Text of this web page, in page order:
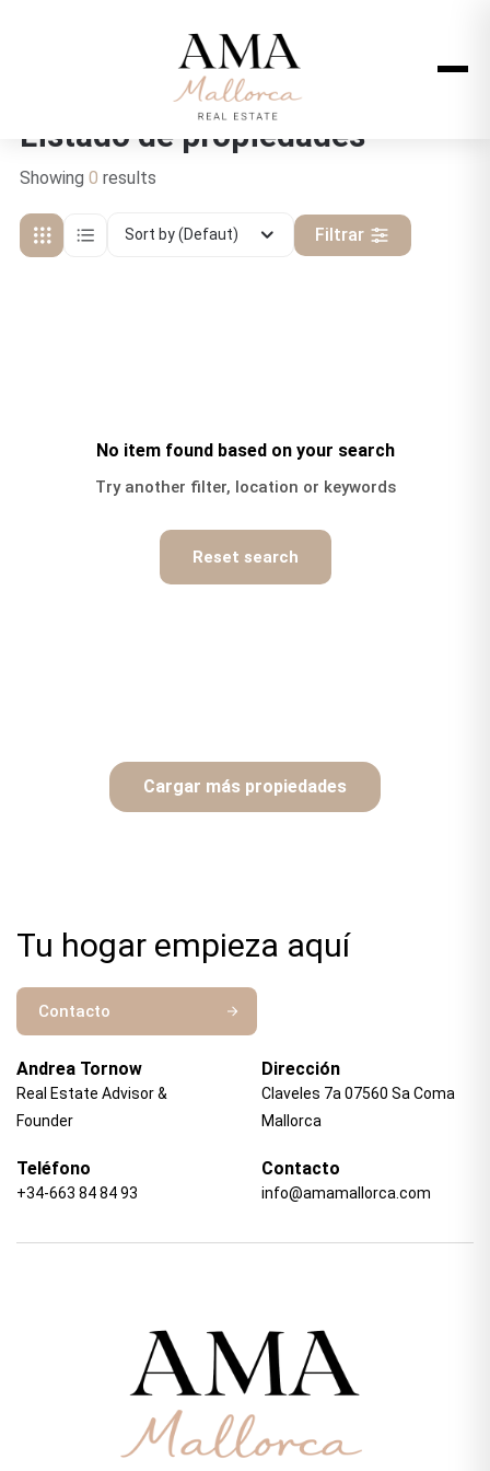
Listado de propiedades
Showing 0 results
Sort by (Defaut) Filtrar
No item found based on your search
Try another filter, location or keywords
Reset search
Cargar más propiedades
Tu hogar empieza aquí
Contacto
Andrea Tornow
Real Estate Advisor &
Founder
Dirección
Claveles 7a 07560 Sa Coma
Mallorca
Teléfono
+34-663 84 84 93
Contacto
info@amamallorca.com